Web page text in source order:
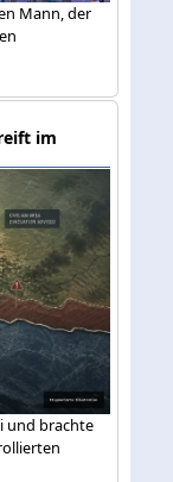
Mann, der
im
und brachte